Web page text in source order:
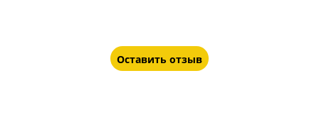
Оставить отзыв